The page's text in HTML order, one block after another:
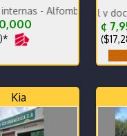
bandeja -
historial y
¢
Kia